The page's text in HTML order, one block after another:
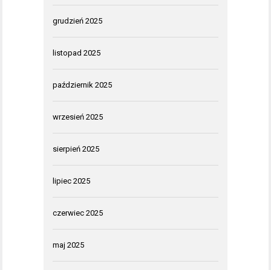
grudzień 2025
listopad 2025
październik 2025
wrzesień 2025
sierpień 2025
lipiec 2025
czerwiec 2025
maj 2025